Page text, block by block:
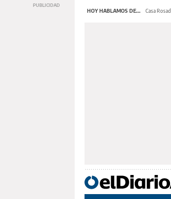
HOY HABLAMOS DE... Casa